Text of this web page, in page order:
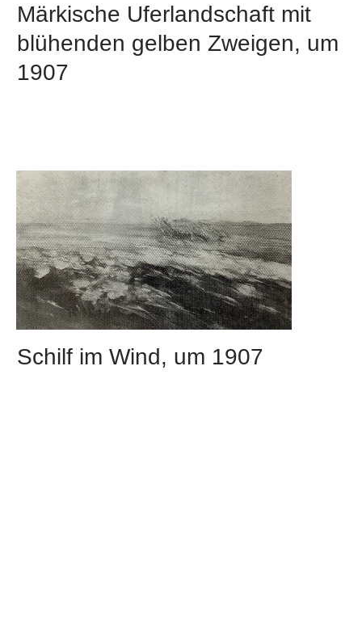
Märkische Uferlandschaft mit
blühenden gelben Zweigen, um
1907
Schilf im Wind, um 1907